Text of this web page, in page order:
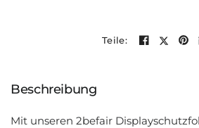
Teile:
Beschreibung
Mit unseren 2befair